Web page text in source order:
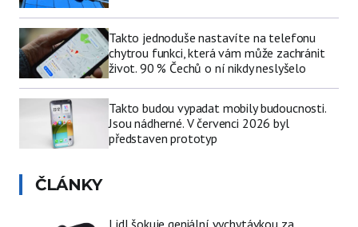
Takto jednoduše nastavíte na telefonu
chytrou funkci, která vám může zachránit
život. 90 % Čechů o ní nikdy neslyšelo
Takto budou vypadat mobily budoucnosti.
Jsou nádherné. V červenci 2026 byl
představen prototyp
ČLÁNKY